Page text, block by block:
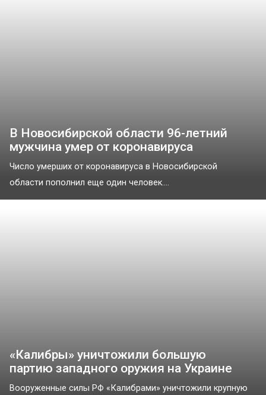
В Новосибирской области 96-летний
мужчина умер от коронавируса
Число умерших от коронавируса в Новосибирской
области пополнил еще один человек....
«Калибры» уничтожили большую
партию западного оружия на Украине
Вооруженные силы РФ «Калибрами» уничтожили крупную